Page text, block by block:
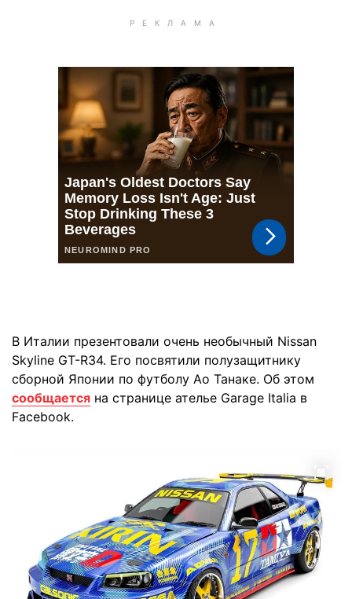
В Италии презентовали очень необычный Nissan
Skyline GT-R34. Его посвятили полузащитнику
сборной Японии по футболу Ао Танаке. Об этом
сообщается на странице ателье Garage Italia в
Facebook.